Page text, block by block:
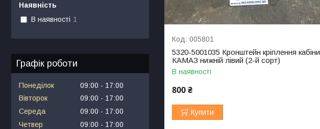
005801
5320-5001035 Кронштейн кріплення кабіни
КАМАЗ нижній лівий (2-й сорт)
В наявності
800 ₴
Купити
Наявність
В наявності 1
Графік роботи
Понеділок 09:00
17:00
Вівторок
09:00
17:00
Середа
09:00
17:00
Четвер
09:00
17:00